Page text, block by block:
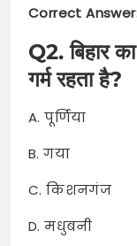
Correct
Q2. बिहार
गर्म रहता है?
A. पूर्णिया
B. गया
C. किशनगंज
D. मधुबनी